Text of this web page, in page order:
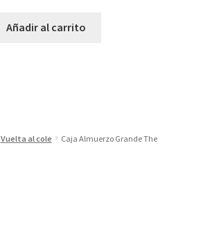
Añadir al carrito
Vuelta al cole
Caja Almuerzo Grande The